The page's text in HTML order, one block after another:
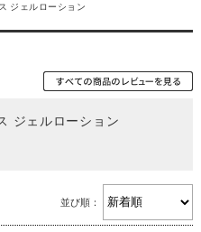
ジェルローション
ジェルローション
並び順：